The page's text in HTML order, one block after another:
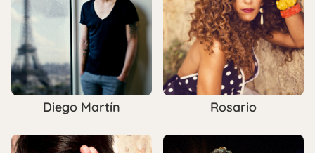
Diego Martín Rosario